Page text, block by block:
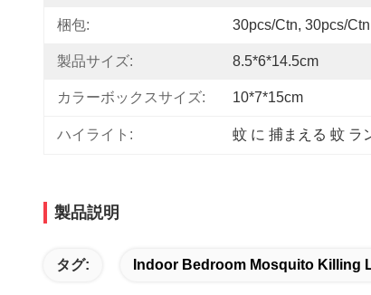
梱包: 30pcs/ctn, 30pcs/ctn
製品サイズ: 8.5*6*14.5cm
カラーボックスサイズ: 10*7*15cm
ハイライト: 蚊 に 捕まえる 蚊 ラ
製品説明
タグ: Indoor Bedroom Mosquito Killing